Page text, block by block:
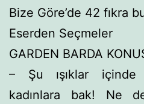
Bize Göre’de 42 fıkra
Eserden Seçmeler
GARDEN BARDA
– Şu ışıklar içinde
kadınlara bak! Ne